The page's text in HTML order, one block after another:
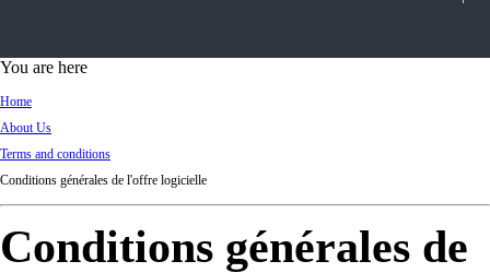
d
You are here
Home
About Us
Terms and conditions
Conditions générales de l'offre logicielle
Conditions générales de